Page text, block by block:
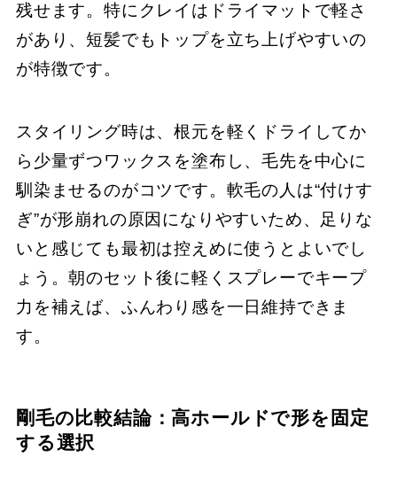
残せます。特にクレイはドライマットで軽さ
があり、短髪でもトップを立ち上げやすいの
が特徴です。
スタイリング時は、根元を軽くドライしてか
ら少量ずつワックスを塗布し、毛先を中心に
馴染ませるのがコツです。軟毛の人は“付けす
ぎ”が形崩れの原因になりやすいため、足りな
いと感じても最初は控えめに使うとよいでし
ょう。朝のセット後に軽くスプレーでキープ
力を補えば、ふんわり感を一日維持できま
す。
剛毛の比較結論：高ホールドで形を固定
する選択